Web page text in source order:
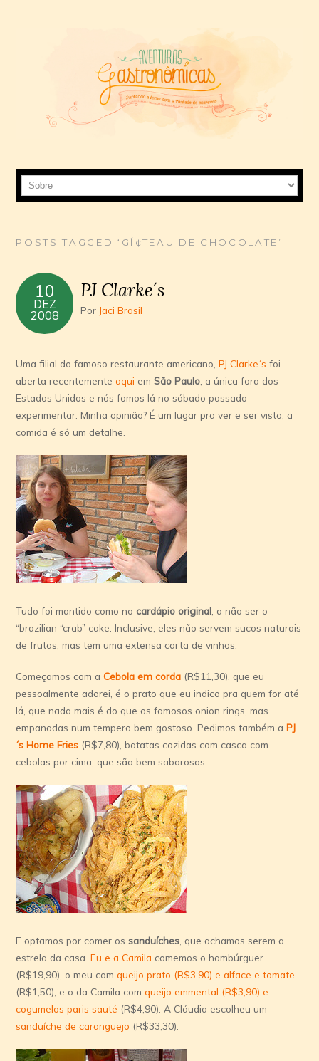
POSTS TAGGED ‘GÍ¢TEAU DE CHOCOLATE’
10
DEZ
2008
PJ Clarke´s
Por Jaci Brasil
Uma filial do famoso restaurante americano,PJ Clarke´s foi
aberta recentementeaquiemSão Paulo , a única fora dos
Estados Unidos e nós fomos lá no sábado passado
experimentar. Minha opinião? É um lugar pra ver e ser visto, a
comida é só um detalhe.
Tudo foi mantido como nocardápio original , a não ser o
“brazilian “crab” cake. Inclusive, eles não servem sucos naturais
de frutas, mas tem uma extensa carta de vinhos.
Começamos com aCebola em corda (R$11,30), que eu
pessoalmente adorei, é o prato que eu indico pra quem for até
lá, que nada mais é do que os famosos onion rings, mas
empanadas num tempero bem gostoso. Pedimos também aPJ
´s Home Fries (R$7,80), batatas cozidas com casca com
cebolas por cima, que são bem saborosas.
E optamos por comer ossanduí­ches , que achamos serem a
estrela da casa.Eu e a Camilacomemos o hambúrguer
(R$19,90), o meu comqueijo prato (R$3,90) e alface e tomate
(R$1,50), e o da Camila comqueijo emmental (R$3,90) e
cogumelos paris sauté (R$4,90). A Cláudia escolheu um
sanduí­che de caranguejo (R$33,30).